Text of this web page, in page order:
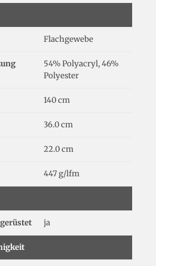
Flachgewebe
54% Polyacryl, 46%
Polyester
140 cm
36.0 cm
22.0 cm
447 g/lfm
ja